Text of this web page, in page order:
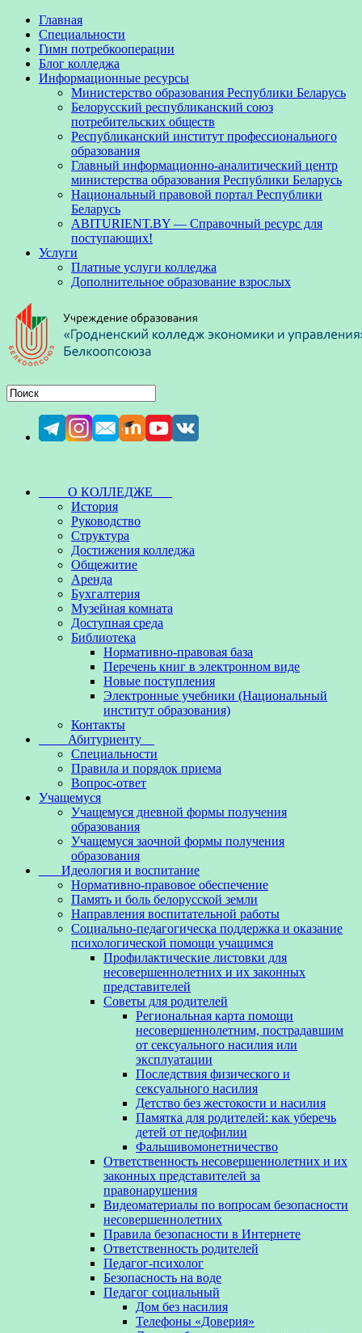
Главная
Специальности
Гимн потребкооперации
Блог колледжа
Информационные ресурсы
Министерство образования Республики Беларусь
Белорусский республиканский союз
потребительских обществ
Республиканский институт профессионального
образования
Главный информационно-аналитический центр
министерства образования Республики Беларусь
Национальный правовой портал Республики
Беларусь
ABITURIENT.BY — Справочный ресурс для
поступающих!
Услуги
Платные услуги колледжа
Дополнительное образование взрослых
О КОЛЛЕДЖЕ
История
Руководство
Структура
Достижения колледжа
Общежитие
Аренда
Бухгалтерия
Музейная комната
Доступная среда
Библиотека
Нормативно-правовая база
Перечень книг в электронном виде
Новые поступления
Электронные учебники (Национальный
институт образования)
Контакты
Абитуриенту
Специальности
Правила и порядок приема
Вопрос-ответ
Учащемуся
Учащемуся дневной формы получения
образования
Учащемуся заочной формы получения
образования
Идеология и воспитание
Нормативно-правовое обеспечение
Память и боль белорусской земли
Направления воспитательной работы
Социально-педагогическа поддержка и оказание
психологической помощи учащимся
Профилактические листовки для
несовершеннолетних и их законных
представителей
Советы для родителей
Региональная карта помощи
несовершеннолетним, пострадавшим
от сексуального насилия или
эксплуатации
Последствия физического и
сексуального насилия
Детство без жестокости и насилия
Памятка для родителей: как уберечь
детей от педофилии
Фальшивомонетничество
Ответственность несовершеннолетних и их
законных представителей за
правонарушения
Видеоматериалы по вопросам безопасности
несовершеннолетних
Правила безопасности в Интернете
Ответственность родителей
Педагог-психолог
Безопасность на воде
Педагог социальный
Дом без насилия
Телефоны «Доверия»